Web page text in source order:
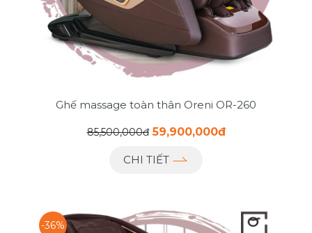
Ghế massage toàn thân Oreni OR-260
85,500,000đ 59,900,000đ
CHI TIẾT
-36%